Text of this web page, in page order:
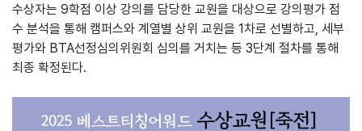
수상자는 9학점 이상 강의를 담당한 교원을 대상으로 강의평가 점
수 분석을 통해 캠퍼스와 계열별 상위 교원을 1차로 선별하고, 세부
평가와 BTA선정심의위원회 심의를 거치는 등 3단계 절차를 통해
최종 확정된다.